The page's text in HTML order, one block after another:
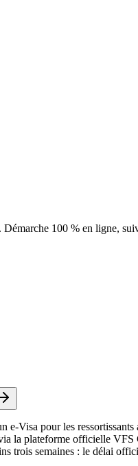
100 % en ligne,
Visa pour les
la plateforme officielle VFS
trois semaines : le délai